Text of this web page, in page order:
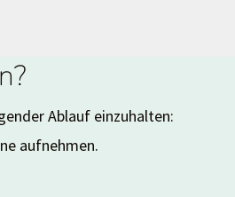
Ablauf einzuhalten:
aufnehmen.